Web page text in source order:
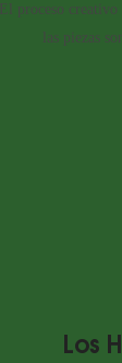
El proceso
las piezas
Los